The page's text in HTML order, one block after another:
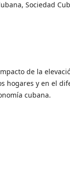
Sociedad
de la
hogares y en el
cubana.